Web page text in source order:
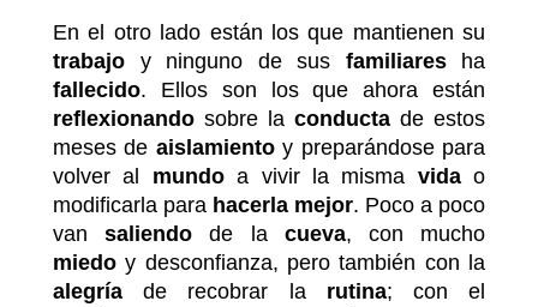
En el otro lado están los que mantienen su
trabajo y ninguno de sus familiaresha
fallecido. Ellos son los que ahora están
reflexionando sobre la conducta de estos
meses de aislamientoy preparándose para
volver al mundoa vivir la misma vidao
modificarla para hacerla mejor. Poco a poco
vansaliendo de la cueva, con mucho
miedo y desconfianza, pero también con la
alegría de recobrar la rutina; con el